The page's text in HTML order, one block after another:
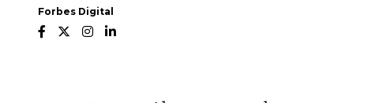
Forbes Digital